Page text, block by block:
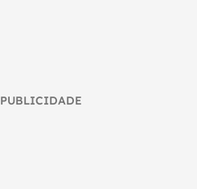
PUBLICIDADE